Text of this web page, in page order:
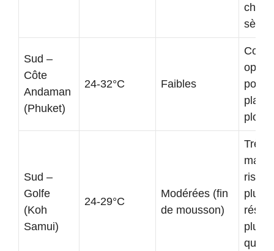
Sud –
Côte
Andaman
(Phuket)
24-32°C Faibles
pour
plage
Sud –
Golfe
(Koh
Samui)
24-29°C
Modérées (fin
de mousson)
Très
mais
pluies
plus
qu’à